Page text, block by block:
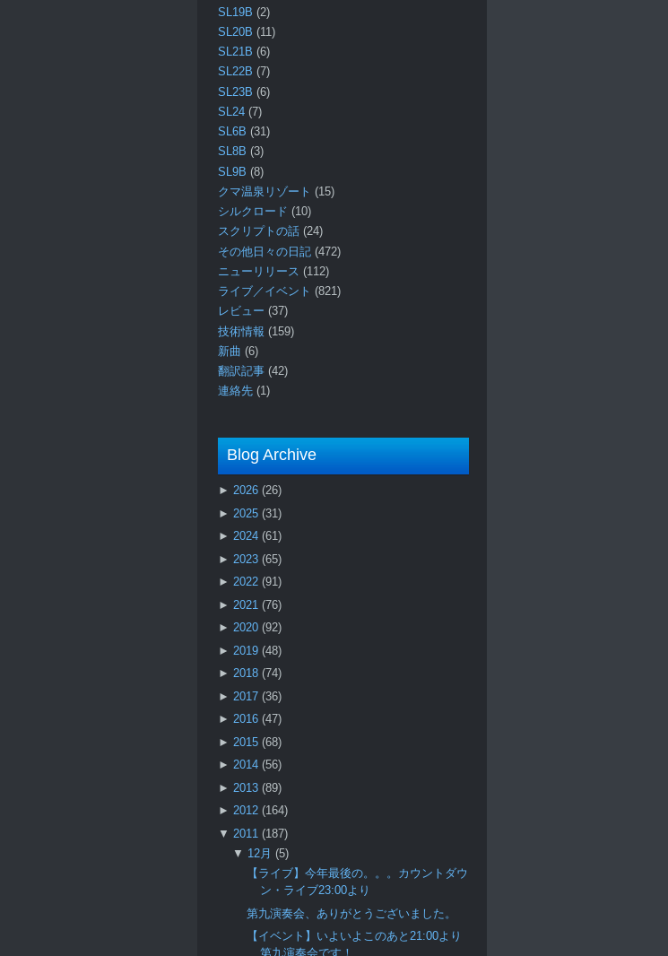
SL19B (2)
SL20B (11)
SL21B (6)
SL22B (7)
SL23B (6)
SL24 (7)
SL6B (31)
SL8B (3)
SL9B (8)
クマ温泉リゾート (15)
シルクロード (10)
スクリプトの話 (24)
その他日々の日記 (472)
ニューリリース (112)
ライブ／イベント (821)
レビュー (37)
技術情報 (159)
新曲 (6)
翻訳記事 (42)
連絡先 (1)
Blog Archive
► 2026 (26)
► 2025 (31)
► 2024 (61)
► 2023 (65)
► 2022 (91)
► 2021 (76)
► 2020 (92)
► 2019 (48)
► 2018 (74)
► 2017 (36)
► 2016 (47)
► 2015 (68)
► 2014 (56)
► 2013 (89)
► 2012 (164)
▼ 2011 (187)
▼ 12月 (5)
【ライブ】今年最後の。。。カウントダウ
ン・ライブ23:00より
第九演奏会、ありがとうございました。
【イベント】いよいよこのあと21:00より
第九演奏会です！